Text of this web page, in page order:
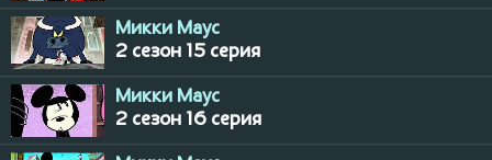
Микки Маус
2 сезон 15 серия
Микки Маус
2 сезон 16 серия